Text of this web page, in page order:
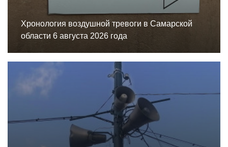
Хронология воздушной тревоги в Самарской
области 6 августа 2026 года